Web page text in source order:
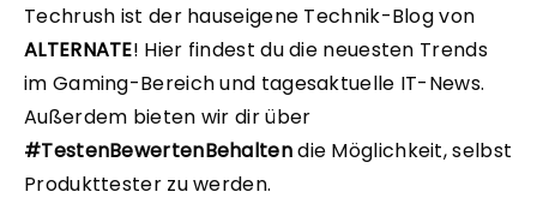
Techrush ist der hauseigene Technik-Blog von
ALTERNATE! Hier findest du die neuesten Trends
im Gaming-Bereich und tagesaktuelle IT-News.
Außerdem bieten wir dir über
#TestenBewertenBehaltendie Möglichkeit, selbst
Produkttester zu werden.